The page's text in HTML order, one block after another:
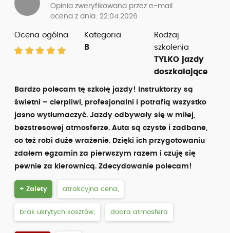
Opinia zweryfikowana przez e-mail
ocena z dnia: 22.04.2026
Ocena ogólna
Kategoria
B
Rodzaj
szkolenia
TYLKO jazdy
doszkalające
Bardzo polecam tę szkołę jazdy! Instruktorzy są
świetni – cierpliwi, profesjonalni i potrafią wszystko
jasno wytłumaczyć. Jazdy odbywały się w miłej,
bezstresowej atmosferze. Auta są czyste i zadbane,
co też robi duże wrażenie. Dzięki ich przygotowaniu
zdałem egzamin za pierwszym razem i czuję się
pewnie za kierownicą. Zdecydowanie polecam!
+ Zalety atrakcyjna cena,
brak ukrytych kosztów, dobra atmosfera